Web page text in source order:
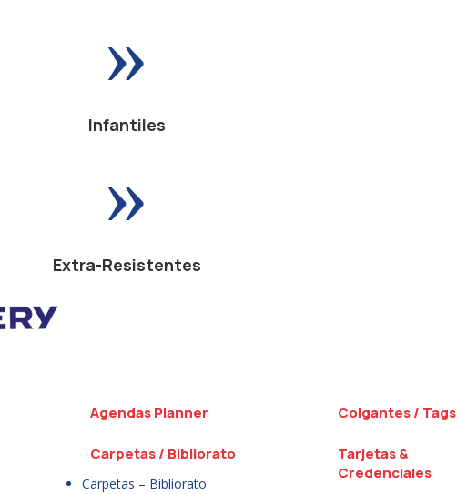
»
Infantiles
»
Extra-Resistentes
Agendas Planner
Carpetas / Bibliorato
Carpetas – Bibliorato
Colgantes / Tags
Tarjetas &
Credenciales